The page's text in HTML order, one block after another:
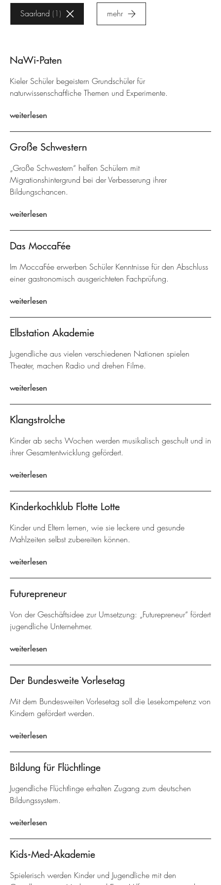
Saarland 1 mehr
NaWi-Paten
Kieler Schüler begeistern Grundschüler für
naturwissenschaftliche Themen und Experimente.
weiterlesen
Große Schwestern
„Große Schwestern“ helfen Schülern mit
Migrationshintergrund bei der Verbesserung ihrer
Bildungschancen.
weiterlesen
Das MoccaFée
Im MoccaFée erwerben Schüler Kenntnisse für den Abschluss
einer gastronomisch ausgerichteten Fachprüfung.
weiterlesen
Elbstation Akademie
Jugendliche aus vielen verschiedenen Nationen spielen
Theater, machen Radio und drehen Filme.
weiterlesen
Klangstrolche
Kinder ab sechs Wochen werden musikalisch geschult und in
ihrer Gesamtentwicklung gefördert.
weiterlesen
Kinderkochklub Flotte Lotte
Kinder und Eltern lernen, wie sie leckere und gesunde
Mahlzeiten selbst zubereiten können.
weiterlesen
Futurepreneur
Von der Geschäftsidee zur Umsetzung: „Futurepreneur“ fördert
jugendliche Unternehmer.
weiterlesen
Der Bundesweite Vorlesetag
Mit dem Bundesweiten Vorlesetag soll die Lesekompetenz von
Kindern gefördert werden.
weiterlesen
Bildung für Flüchtlinge
Jugendliche Flüchtlinge erhalten Zugang zum deutschen
Bildungssystem.
weiterlesen
Kids-Med-Akademie
Spielerisch werden Kinder und Jugendliche mit den